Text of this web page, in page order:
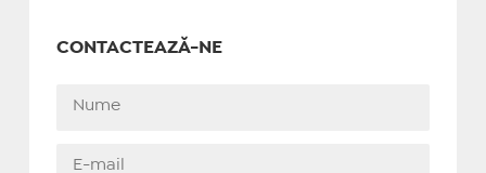
CONTACTEAZĂ-NE